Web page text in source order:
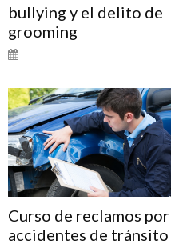
bullying y el delito de
grooming
Curso de reclamos por
accidentes de tránsito